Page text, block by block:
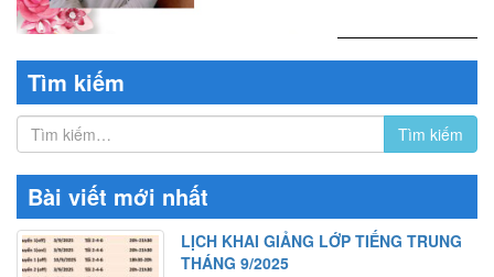
Tìm kiếm
Bài viết mới nhất
LỊCH KHAI GIẢNG LỚP TIẾNG TRUNG
THÁNG 9/2025